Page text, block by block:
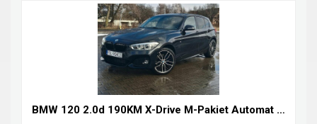
BMW 120 2.0d 190KM X-Drive M-Pakiet Automat FULL L...